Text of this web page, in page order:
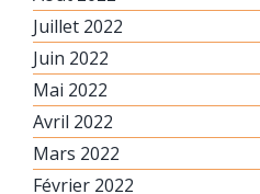
Juillet 2022
Juin 2022
Mai 2022
Avril 2022
Mars 2022
Février 2022